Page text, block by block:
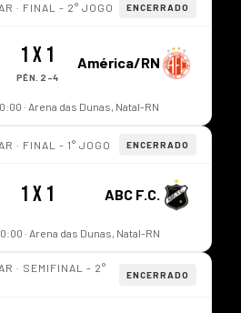
· FINAL - 2° JOGO ENCERRADO
1 x 1
PÊN. 2-4
América/RN
· Arena das Dunas, Natal-RN
· FINAL - 1° JOGO ENCERRADO
1 x 1 ABC F.C.
· Arena das Dunas, Natal-RN
· SEMIFINAL - 2°
ENCERRADO